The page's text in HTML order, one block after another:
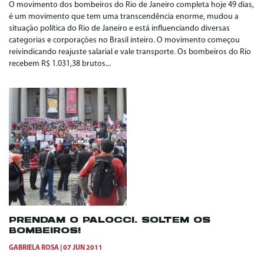
O movimento dos bombeiros do Rio de Janeiro completa hoje 49 dias,
é um movimento que tem uma transcendência enorme, mudou a
situação política do Rio de Janeiro e está influenciando diversas
categorias e corporações no Brasil inteiro. O movimento começou
reivindicando reajuste salarial e vale transporte. Os bombeiros do Rio
recebem R$ 1.031,38 brutos...
PRENDAM O PALOCCI. SOLTEM OS
BOMBEIROS!
GABRIELA ROSA 07 JUN 2011